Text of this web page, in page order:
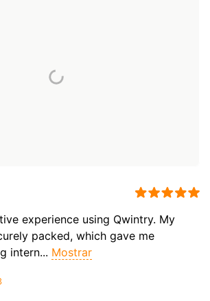
experience using Qwintry. My
packed, which gave me
intern... Mostrar